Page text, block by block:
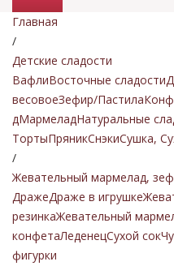
Главная
/
Детские сладости
ВафлиВосточные сладости
весовоеЗефир/Пастила
дМармеладНатуральные
ТортыПряникСнэкиСушка,
/
Жевательный мармелад,
ДражеДраже в игрушке
резинкаЖевательный
конфетаЛеденецСухой сок
фигурки